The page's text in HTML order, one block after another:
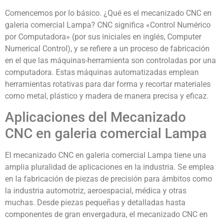
Comencemos por lo básico. ¿Qué es el mecanizado CNC en
galeria comercial Lampa? CNC significa «Control Numérico
por Computadora» (por sus iniciales en inglés, Computer
Numerical Control), y se refiere a un proceso de fabricación
en el que las máquinas-herramienta son controladas por una
computadora. Estas máquinas automatizadas emplean
herramientas rotativas para dar forma y recortar materiales
como metal, plástico y madera de manera precisa y eficaz.
Aplicaciones del Mecanizado
CNC en galeria comercial Lampa
El mecanizado CNC en galeria comercial Lampa tiene una
amplia pluralidad de aplicaciones en la industria. Se emplea
en la fabricación de piezas de precisión para ámbitos como
la industria automotriz, aeroespacial, médica y otras
muchas. Desde piezas pequeñas y detalladas hasta
componentes de gran envergadura, el mecanizado CNC en